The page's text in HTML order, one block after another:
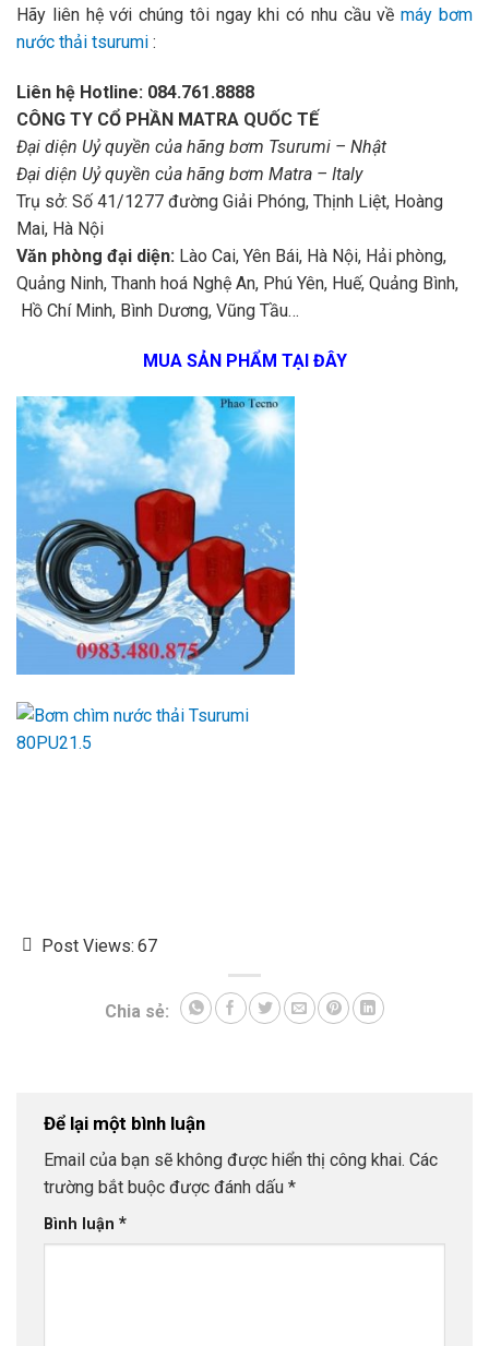
Hãy liên hệ với chúng tôi ngay khi có nhu cầu vềmáy bơm
nước thải tsurumi :
Liên hệ Hotline: 084.761.8888
CÔNG TY CỔ PHẦN MATRA QUỐC TẾ
Đại diện Uỷ quyền của hãng bơm Tsurumi – Nhật
Đại diện Uỷ quyền của hãng bơm Matra – Italy
Trụ sở: Số 41/1277 đường Giải Phóng, Thịnh Liệt, Hoàng
Mai, Hà Nội
Văn phòng đại diện: Lào Cai, Yên Bái, Hà Nội, Hải phòng,
Quảng Ninh, Thanh hoá Nghệ An, Phú Yên, Huế, Quảng Bình,
Hồ Chí Minh, Bình Dương, Vũng Tầu…
MUA SẢN PHẨM TẠI ĐÂY
Post Views: 67
Chia sẻ:
Để lại một bình luận
Email của bạn sẽ không được hiển thị công khai. Các
trường bắt buộc được đánh dấu *
Bình luận *